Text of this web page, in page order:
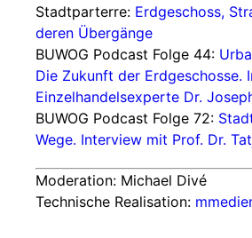
Stadtparterre: Erdgeschoss,
deren Übergänge
BUWOG Podcast Folge 44:
Die Zukunft der Erdgeschosse.
Einzelhandelsexperte Dr.
BUWOG Podcast Folge 72:
Wege. Interview mit Prof. Dr.
Moderation: Michael Divé
Technische Realisation: